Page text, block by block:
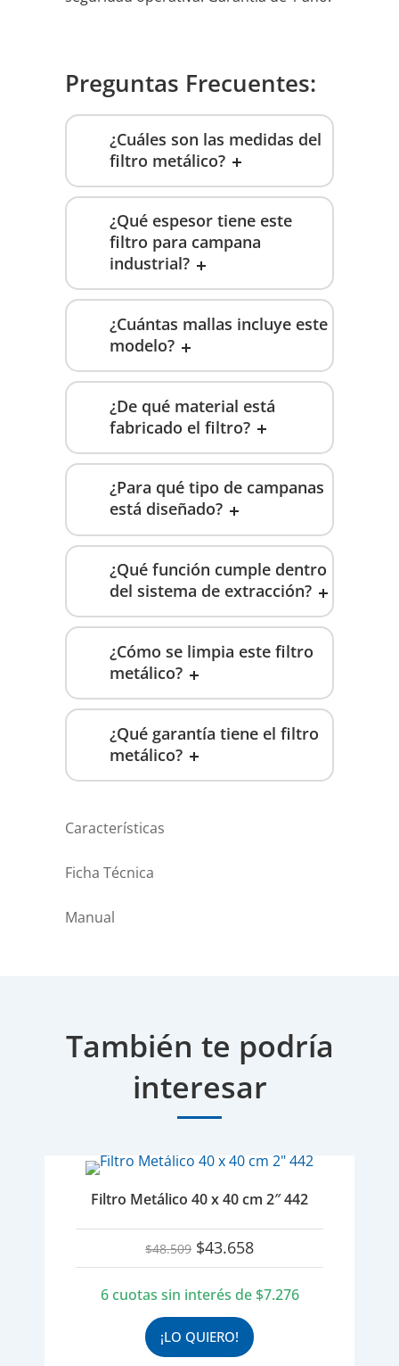
Preguntas Frecuentes:
¿Cuáles son las medidas del
filtro metálico?
¿Qué espesor tiene este
filtro para campana
industrial?
¿Cuántas mallas incluye este
modelo?
¿De qué material está
fabricado el filtro?
¿Para qué tipo de campanas
está diseñado?
¿Qué función cumple dentro
del sistema de extracción?
¿Cómo se limpia este filtro
metálico?
¿Qué garantía tiene el filtro
metálico?
Características
Ficha Técnica
Manual
También te podría
interesar
Filtro Metálico 40 x 40 cm 2″ 442
$48.509 El
precio
era:
$48.509.
$43.658El
precio
es:
6 cuotas sin interés de $7.276
¡LO QUIERO!